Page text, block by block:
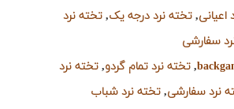
اعیانی, تخته نرد درجه یک, تخته نرد
سفارشی
, تخته نرد تمام گردو, تخته نرد
نرد سفارشی, تخته نرد شباب